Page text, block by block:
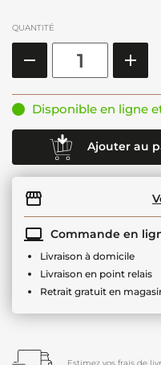
QUANTITÉ
Disponible en ligne
Ajouter au
Commande en
Livraison à domicile
Livraison en point relais
Retrait gratuit en